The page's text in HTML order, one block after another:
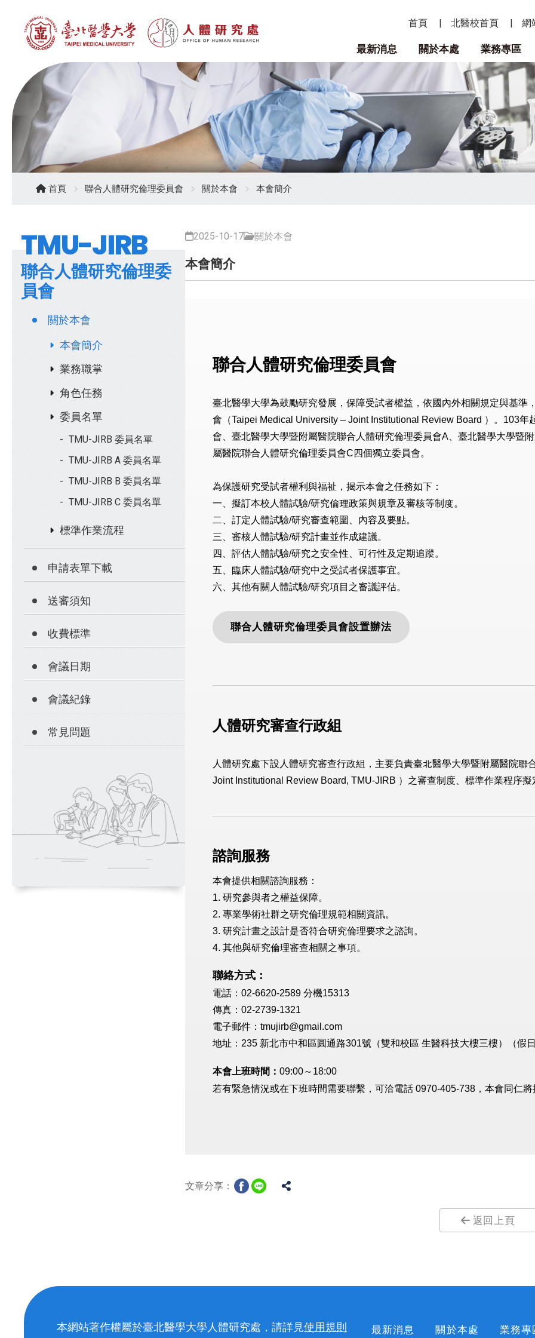
首頁 北醫校首頁 網
最新消息 關於本處 業務專區
首頁 聯合人體研究倫理委員會 關於本會 本會簡介
TMU-JIRB
聯合人體研究倫理委
員會
關於本會
本會簡介
業務職掌
角色任務
委員名單
TMU-JIRB 委員名單
TMU-JIRB A 委員名單
TMU-JIRB B 委員名單
TMU-JIRB C 委員名單
標準作業流程
申請表單下載
送審須知
收費標準
會議日期
會議紀錄
常見問題
2025-10-17 關於本會
本會簡介
聯合人體研究倫理委員會
臺北醫學大學為鼓勵研究發展，保障受試者權益，依國內外相關規定與基準
會（Taipei Medical University – Joint Institutional Review Board ）。103
會、臺北醫學大學暨附屬醫院聯合人體研究倫理委員會A、臺北醫學大學暨
屬醫院聯合人體研究倫理委員會C四個獨立委員會。
為保護研究受試者權利與福祉，揭示本會之任務如下：
一、擬訂本校人體試驗/研究倫理政策與規章及審核等制度。
二、訂定人體試驗/研究審查範圍、內容及要點。
三、審核人體試驗/研究計畫並作成建議。
四、評估人體試驗/研究之安全性、可行性及定期追蹤。
五、臨床人體試驗/研究中之受試者保護事宜。
六、其他有關人體試驗/研究項目之審議評估。
聯合人體研究倫理委員會設置辦法
人體研究審查行政組
人體研究處下設人體研究審查行政組，主要負責臺北醫學大學暨附屬醫院
Joint Institutional Review Board, TMU-JIRB ）之審查制度、標準作業程序
諮詢服務
本會提供相關諮詢服務：
1. 研究參與者之權益保障。
2. 專業學術社群之研究倫理規範相關資訊。
3. 研究計畫之設計是否符合研究倫理要求之諮詢。
4. 其他與研究倫理審查相關之事項。
聯絡方式：
電話：02-6620-2589 分機15313
傳真：02-2739-1321
電子郵件：tmujirb@gmail.com
地址：235 新北市中和區圓通路301號（雙和校區 生醫科技大樓三樓）（假日
本會上班時間： 09:00～18:00
若有緊急情況或在下班時間需要聯繫，可洽電話 0970-405-738，本會同仁將
文章分享：
返回上頁
本網站著作權屬於臺北醫學大學人體研究處，請詳見使用規則 最新消息 關於本處 業務專